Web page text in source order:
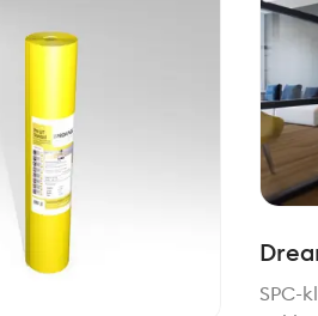
SPC-